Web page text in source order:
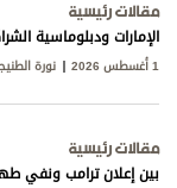
مقالات رئيسية
الإمارات ودبلوماسية
1 أغسطس 2026 نورة
مقالات رئيسية
بين إعلان ترامب ونفي